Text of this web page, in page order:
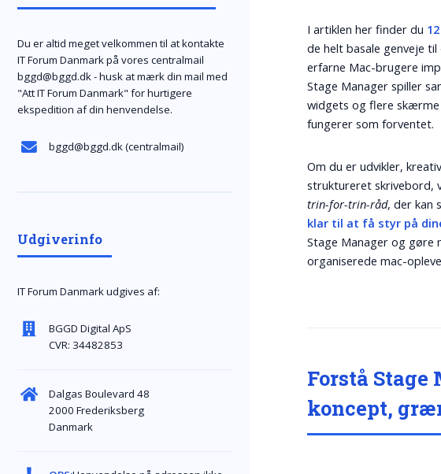
I artiklen her finder du
de helt basale genveje
erfarne Mac-brugere
Stage Manager spiller
widgets og flere
fungerer som forventet.
Om du er udvikler,
struktureret skrivebord,
trin-for-trin-råd, der kan
klar til at få styr på
Stage Manager og gøre
organiserede mac-
Forstå Stage
koncept,
Du er altid meget velkommen til at kontakte
IT Forum Danmark på vores centralmail
bggd@bggd.dk- husk at mærk din mail med
"Att IT Forum Danmark" for hurtigere
ekspedition af din henvendelse.
bggd@bggd.dk(centralmail)
Udgiverinfo
IT Forum Danmark udgives af:
BGGD Digital ApS
CVR: 34482853
Dalgas Boulevard 48
2000 Frederiksberg
Danmark